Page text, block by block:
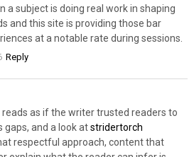
a subject is doing real work in shaping
and this site is providing those bar
at a notable rate during sessions.
Reply
as if the writer trusted readers to
gaps, and a look atstridertorch
respectful approach, content that